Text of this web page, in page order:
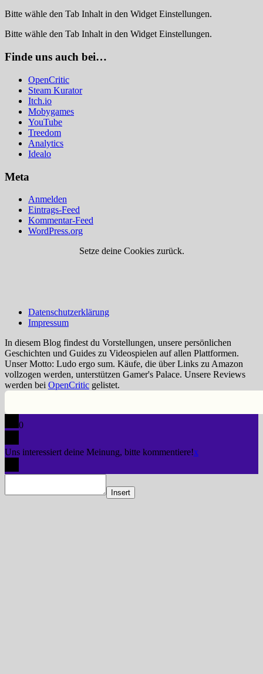
Bitte wähle den Tab Inhalt in den Widget Einstellungen.
Bitte wähle den Tab Inhalt in den Widget Einstellungen.
Finde uns auch bei…
OpenCritic
Steam Kurator
Itch.io
Mobygames
YouTube
Treedom
Analytics
Idealo
Meta
Anmelden
Eintrags-Feed
Kommentar-Feed
WordPress.org
Setze deine Cookies zurück.
Datenschutzerklärung
Impressum
In diesem Blog findest du Vorstellungen, unsere persönlichen
Geschichten und Guides zu Videospielen auf allen Plattformen.
Unser Motto: Ludo ergo sum. Käufe, die über Links zu Amazon
vollzogen werden, unterstützen Gamer's Palace. Unsere Reviews
werden bei OpenCritic gelistet.
0
Uns interessiert deine Meinung, bitte kommentiere!x
Insert